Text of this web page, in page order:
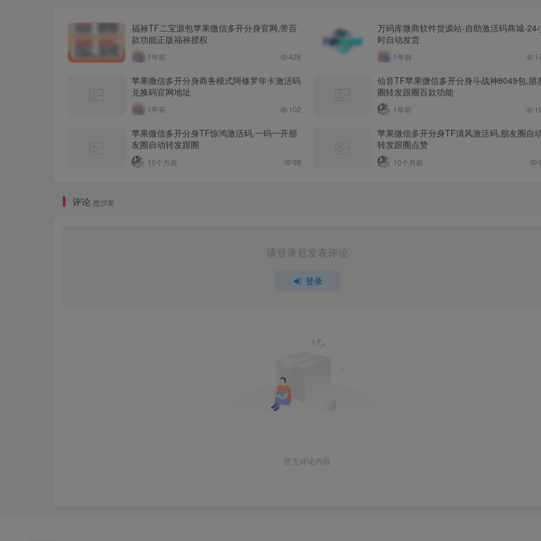
福禄TF二宝源包苹果微信多开分身官网,带百
款功能正版福禄授权
1年前 426
万码库微商软件货源站-自助激活码商城-24
时自动发货
1年前
苹果微信多开分身商务模式阿修罗年卡激活码
兑换码官网地址
1年前 102
仙音TF苹果微信多开分身斗战神8049包,朋
圈转发跟圈百款功能
1年前
苹果微信多开分身TF惊鸿激活码,一码一开朋
友圈自动转发跟圈
10个月前 98
苹果微信多开分身TF清风激活码,朋友圈自
转发跟圈点赞
10个月前
评论 抢沙发
请登录后发表评论
登录
暂无评论内容